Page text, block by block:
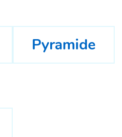
Pyramide